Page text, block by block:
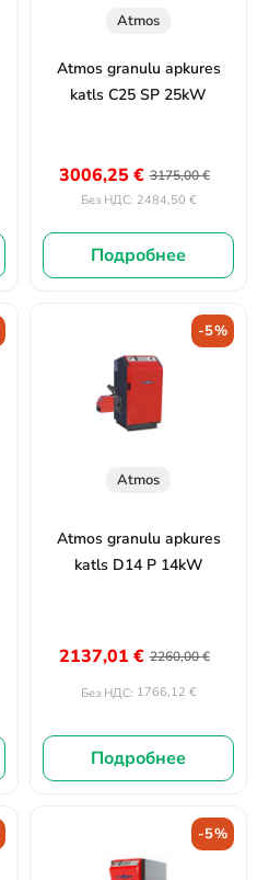
Atmos
Atmos granulu apkures
katls C25 SP 25kW
3175,00€
3006,25 €
Без НДС: 2484,50 €
Подробнее
-5%
Atmos
Atmos granulu apkures
katls D14 P 14kW
2260,00€
2137,01 €
Без НДС: 1766,12 €
Подробнее
-5%